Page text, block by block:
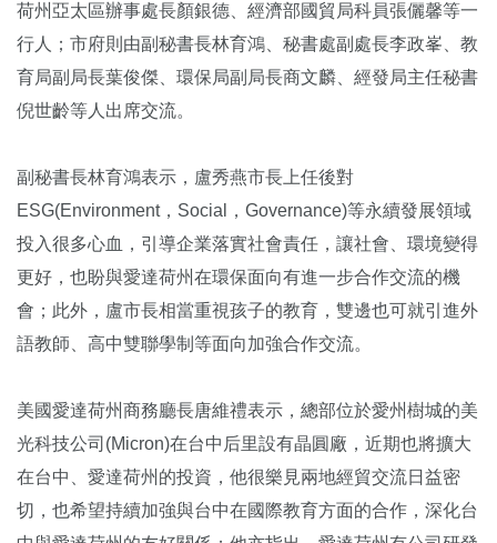
荷州亞太區辦事處長顏銀德、經濟部國貿局科員張儷馨等一
行人；市府則由副秘書長林育鴻、秘書處副處長李政峯、教
育局副局長葉俊傑、環保局副局長商文麟、經發局主任秘書
倪世齡等人出席交流。
副秘書長林育鴻表示，盧秀燕市長上任後對
ESG(Environment，Social，Governance)等永續發展領域
投入很多心血，引導企業落實社會責任，讓社會、環境變得
更好，也盼與愛達荷州在環保面向有進一步合作交流的機
會；此外，盧市長相當重視孩子的教育，雙邊也可就引進外
語教師、高中雙聯學制等面向加強合作交流。
美國愛達荷州商務廳長唐維禮表示，總部位於愛州樹城的美
光科技公司(Micron)在台中后里設有晶圓廠，近期也將擴大
在台中、愛達荷州的投資，他很樂見兩地經貿交流日益密
切，也希望持續加強與台中在國際教育方面的合作，深化台